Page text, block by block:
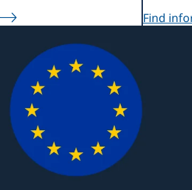
Find